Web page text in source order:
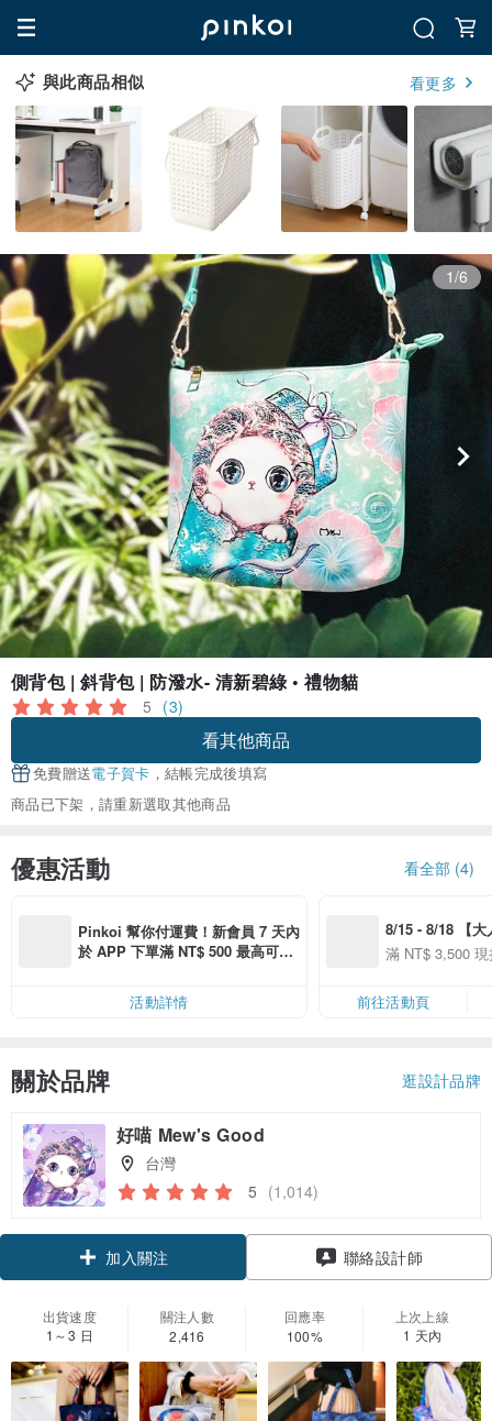
與此商品相似 看更多
1/6
側背包 | 斜背包 | 防潑水- 清新碧綠 • 禮物貓
5 (3)
看其他商品
免費贈送電子賀卡 ，結帳完成後填寫
商品已下架，請重新選取其他商品
優惠活動 看全部 (4)
Pinkoi 幫你付運費！新會員 7 天內
於 APP 下單滿 NT$ 500 最高可折
活動詳情
8/15 - 8/18 【大
季】滿
50
滿 NT$ 3,500
前往活動頁
關於品牌 逛設計品牌
好喵 Mew's Good
台灣
5 (1,014)
加入關注 聯絡設計師
出貨速度
1～3 日
關注人數
2,416
回應率
100%
上次上線
1 天內